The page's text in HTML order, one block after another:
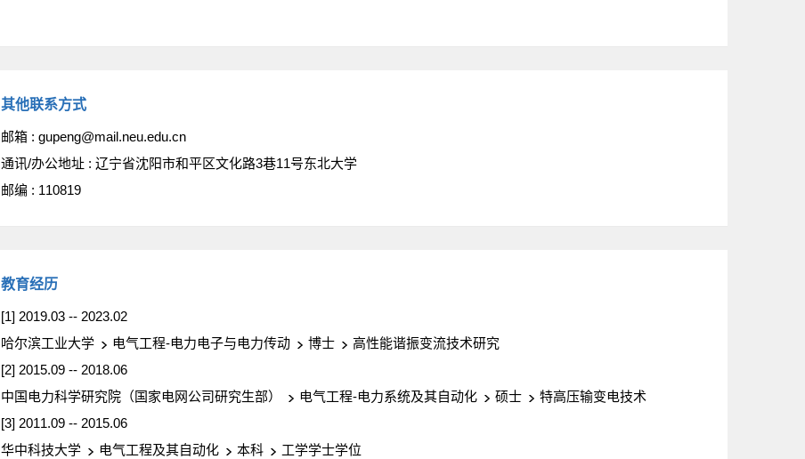
其他联系方式
邮箱 : gupeng@mail.neu.edu.cn
通讯/办公地址 : 辽宁省沈阳市和平区文化路3巷11号东北大学
邮编 : 110819
教育经历
[1] 2019.03 -- 2023.02
哈尔滨工业大学
电气工程-电力电子与电力传动 博士
高性能谐振变流技术研究
[2] 2015.09 -- 2018.06
中国电力科学研究院（国家电网公司研究生部）
电气工程-电力系统及其自动化 硕士
特高压输变电技术
[3] 2011.09 -- 2015.06
华中科技大学
电气工程及其自动化 本科 工学学士学位